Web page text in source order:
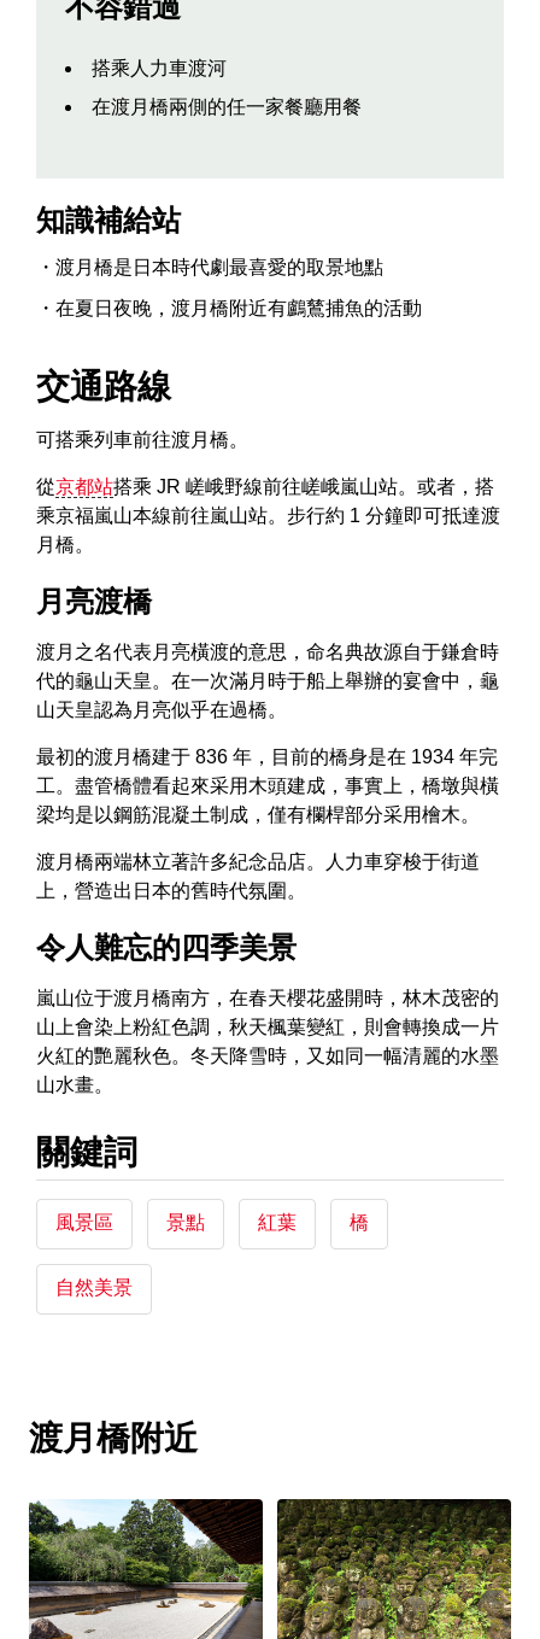
搭乘人力車渡河
在渡月橋兩側的任一家餐廳用餐
知識補給站
渡月橋是日本時代劇最喜愛的取景地點
在夏日夜晚，渡月橋附近有鸕鶿捕魚的活動
交通路線
可搭乘列車前往渡月橋。
從京都站搭乘 JR 嵯峨野線前往嵯峨嵐山站。或者，搭
乘京福嵐山本線前往嵐山站。步行約 1 分鐘即可抵達渡
月橋。
月亮渡橋
渡月之名代表月亮橫渡的意思，命名典故源自于鎌倉時
代的龜山天皇。在一次滿月時于船上舉辦的宴會中，龜
山天皇認為月亮似乎在過橋。
最初的渡月橋建于 836 年，目前的橋身是在 1934 年完
工。盡管橋體看起來采用木頭建成，事實上，橋墩與橫
梁均是以鋼筋混凝土制成，僅有欄桿部分采用檜木。
渡月橋兩端林立著許多紀念品店。人力車穿梭于街道
上，營造出日本的舊時代氛圍。
令人難忘的四季美景
嵐山位于渡月橋南方，在春天櫻花盛開時，林木茂密的
山上會染上粉紅色調，秋天楓葉變紅，則會轉換成一片
火紅的艷麗秋色。冬天降雪時，又如同一幅清麗的水墨
山水畫。
關鍵詞
風景區 景點 紅葉 橋
自然美景
渡月橋附近